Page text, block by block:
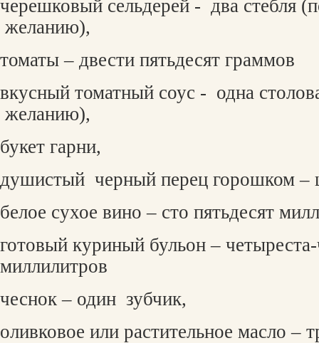
черешковый сельдерей - два стебля
желанию),
томаты – двести пятьдесят граммов
вкусный томатный соус - одна
желанию),
букет гарни,
душистый черный перец горошком –
белое сухое вино – сто пятьдесят
готовый куриный бульон – четыреста-
миллилитров
чеснок – один зубчик,
оливковое или растительное масло –